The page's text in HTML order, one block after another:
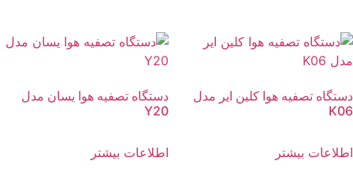
دستگاه تصفیه هوا کلین ایر مدل
K06
اطلاعات بیشتر
دستگاه تصفیه هوا یسان مدل
Y20
اطلاعات بیشتر